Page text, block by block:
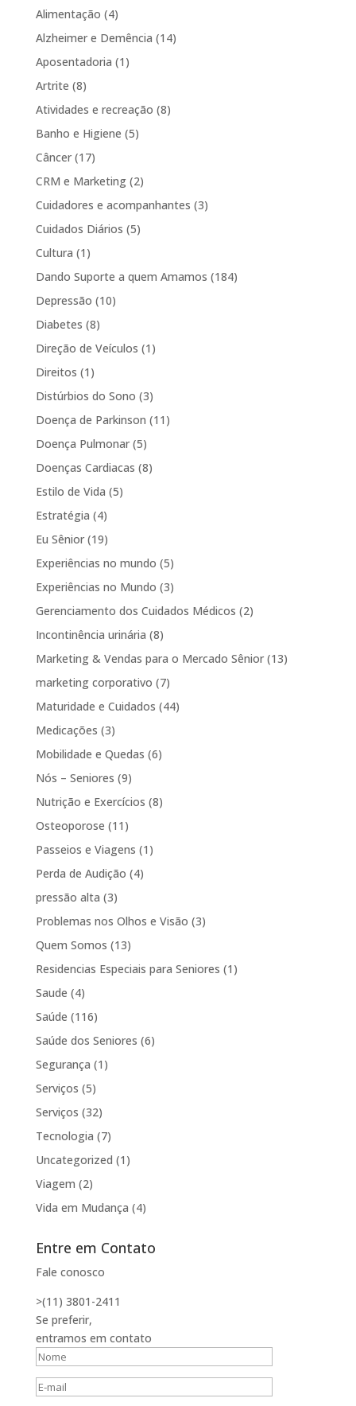
Alimentação (4)
Alzheimer e Demência (14)
Aposentadoria (1)
Artrite (8)
Atividades e recreação (8)
Banho e Higiene (5)
Câncer(17)
CRM e Marketing(2)
Cuidadores e acompanhantes (3)
Cuidados Diários (5)
Cultura (1)
Dando Suporte a quem Amamos (184)
Depressão (10)
Diabetes (8)
Direção de Veículos (1)
Direitos (1)
Distúrbios do Sono (3)
Doença de Parkinson (11)
Doença Pulmonar(5)
Doenças Cardiacas (8)
Estilo de Vida (5)
Estratégia (4)
Eu Sênior(19)
Experiências no mundo (5)
Experiências no Mundo (3)
Gerenciamento dos Cuidados Médicos (2)
Incontinência urinária (8)
Marketing & Vendas para o Mercado Sênior(13)
marketing corporativo (7)
Maturidade e Cuidados (44)
Medicações (3)
Mobilidade e Quedas (6)
Nós – Seniores (9)
Nutrição e Exercícios (8)
Osteoporose (11)
Passeios e Viagens (1)
Perda de Audição (4)
pressão alta (3)
Problemas nos Olhos e Visão (3)
Quem Somos (13)
Residencias Especiais para Seniores (1)
Saude (4)
Saúde (116)
Saúde dos Seniores (6)
Segurança (1)
Serviços (5)
Serviços (32)
Tecnologia (7)
Uncategorized (1)
Viagem (2)
Vida em Mudança (4)
Entre em Contato
Fale conosco
>(11) 3801-2411
Se preferir,
entramos em contato